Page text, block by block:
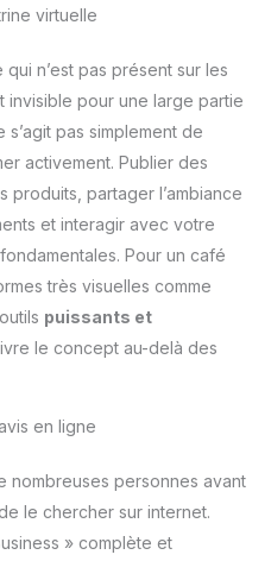
virtuelle
n’est pas présent sur les
invisible pour une large partie
pas simplement de
activement. Publier des
partager l’ambiance
et interagir avec votre
Pour un café
très visuelles comme
puissants et
le concept au-delà des
en ligne
nombreuses personnes avant
le chercher sur internet.
» complète et